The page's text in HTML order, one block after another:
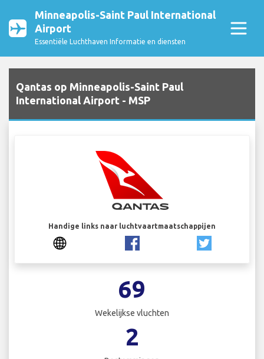
Minneapolis-Saint Paul International
Airport
Essentiële Luchthaven Informatie en diensten
Qantas op Minneapolis-Saint Paul
International Airport - MSP
Handige links naar luchtvaartmaatschappijen
69
Wekelijkse vluchten
2